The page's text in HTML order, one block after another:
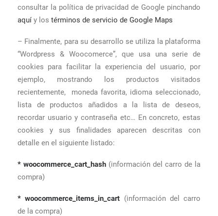
consultar la política de privacidad de Google pinchando
aquí y los términos de servicio de Google Maps
– Finalmente, para su desarrollo se utiliza la plataforma
“Wordpress & Woocomerce”, que usa una serie de
cookies para facilitar la experiencia del usuario, por
ejemplo, mostrando los productos visitados
recientemente, moneda favorita, idioma seleccionado,
lista de productos añadidos a la lista de deseos,
recordar usuario y contraseña etc… En concreto, estas
cookies y sus finalidades aparecen descritas con
detalle en el siguiente listado:
* woocommerce_cart_hash (información del carro de la
compra)
* woocommerce_items_in_cart (información del carro
de la compra)